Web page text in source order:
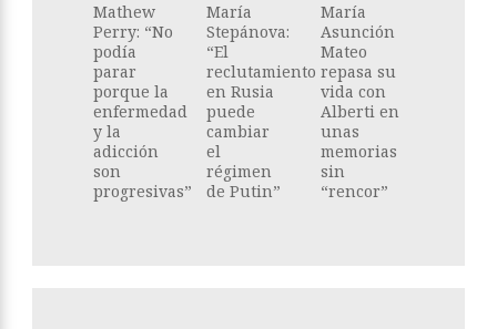
Mathew
Perry: “No
podía
parar
porque la
enfermedad
y la
adicción
son
progresivas”
María
Stepánova:
“El
reclutamiento
en Rusia
puede
cambiar
el
régimen
de Putin”
María
Asunción
Mateo
repasa su
vida con
Alberti en
unas
memorias
sin
“rencor”